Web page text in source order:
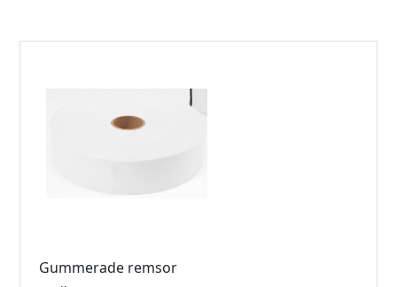
Gummerade remsor